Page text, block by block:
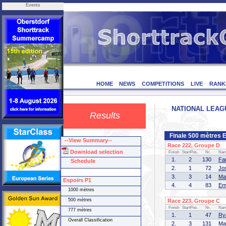
Events
HOME NEWS COMPETITIONS LIVE
Results
NATIONAL
Finale 500 mètres
Race 222, Groupe D
Finish StartPos. Nr.
1. 2 130
2.
1 72
3.
3 14
4.
4 83
Race 223, Groupe C
Finish StartPos. Nr.
1. 1 47
2.
3 131
--View Summary--
Download selection
Schedule
Espoirs P1
1000 mètres
500 mètres
777 mètres
Overall Classification